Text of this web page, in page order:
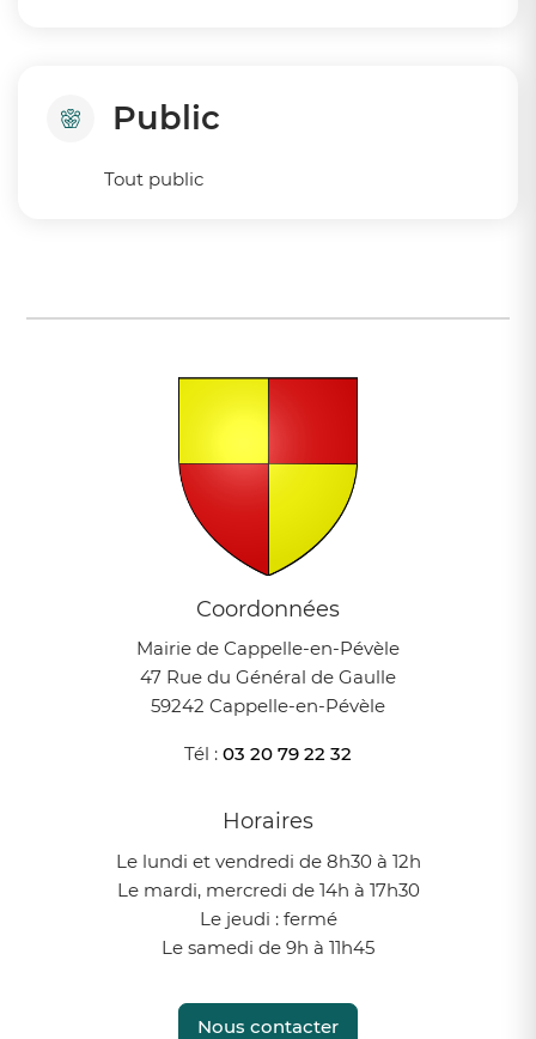
Public
Tout public
Coordonnées
Mairie de Cappelle-en-Pévèle
47 Rue du Général de Gaulle
59242 Cappelle-en-Pévèle
Tél : 03 20 79 22 32
Horaires
Le lundi et vendredi de 8h30 à 12h
Le mardi, mercredi de 14h à 17h30
Le jeudi : fermé
Le samedi de 9h à 11h45
Nous contacter